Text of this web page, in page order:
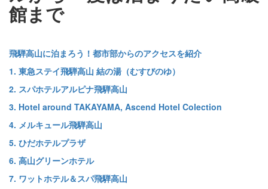
館まで
飛騨高山に泊まろう！都市部からのアクセスを紹介
1. 東急ステイ飛騨高山 結の湯（むすびのゆ）
2. スパホテルアルピナ飛騨高山
3. Hotel around TAKAYAMA, Ascend Hotel Colection
4. メルキュール飛騨高山
5. ひだホテルプラザ
6. 高山グリーンホテル
7. ワットホテル＆スパ飛騨高山